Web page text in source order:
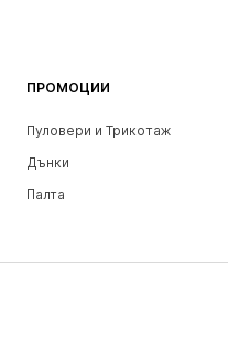
ПРОМОЦИИ
Пуловери и Трикотаж
Дънки
Палта
Поли